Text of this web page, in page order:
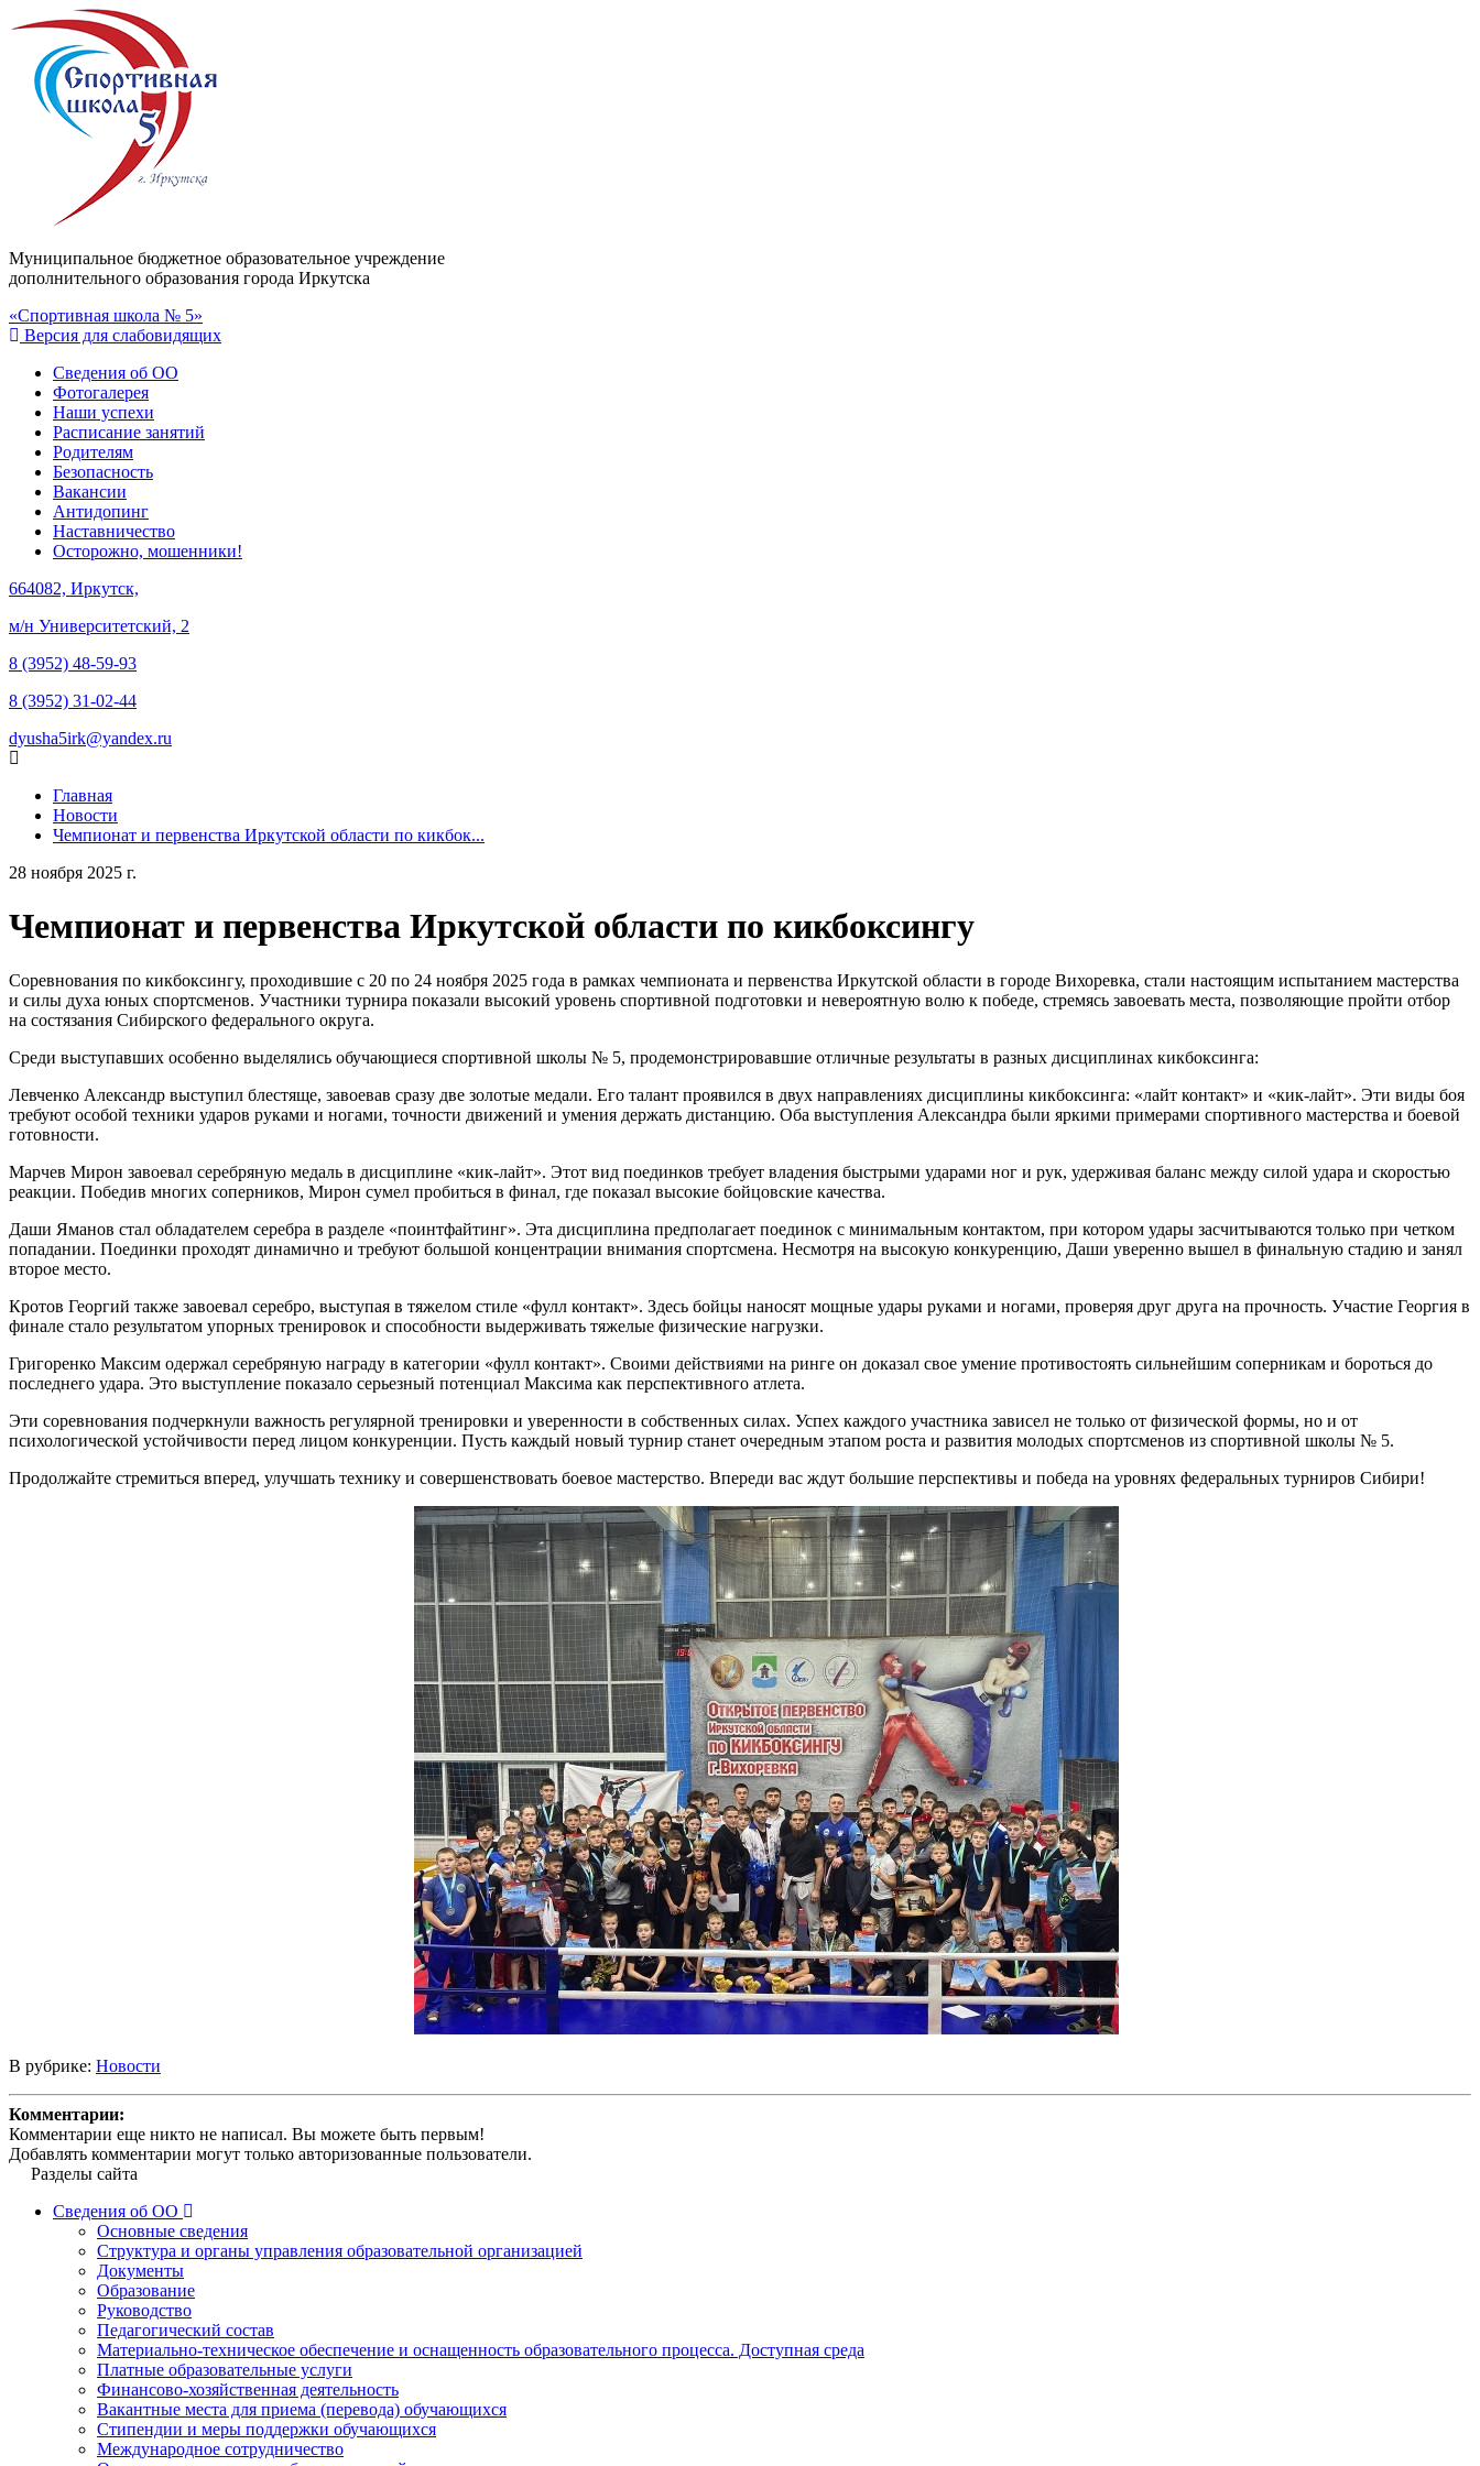
Муниципальное бюджетное образовательное учреждение
дополнительного образования города Иркутска
«Спортивная школа № 5»
Версия для слабовидящих
Сведения об ОО
Фотогалерея
Наши успехи
Расписание занятий
Родителям
Безопасность
Вакансии
Антидопинг
Наставничество
Осторожно, мошенники!
664082, Иркутск,
м/н Университетский, 2
8 (3952) 48-59-93
8 (3952) 31-02-44
dyusha5irk@yandex.ru
Главная
Новости
Чемпионат и первенства Иркутской области по кикбок...
28 ноября 2025 г.
Чемпионат и первенства Иркутской области по кикбоксингу
Соревнования по кикбоксингу, проходившие с 20 по 24 ноября 2025 года в рамках чемпионата и первенства Иркутской области в городе Вихоревка, стали настоящим испытанием мастерства
и силы духа юных спортсменов. Участники турнира показали высокий уровень спортивной подготовки и невероятную волю к победе, стремясь завоевать места, позволяющие пройти отбор
на состязания Сибирского федерального округа.
Среди выступавших особенно выделялись обучающиеся спортивной школы № 5, продемонстрировавшие отличные результаты в разных дисциплинах кикбоксинга:
Левченко Александр выступил блестяще, завоевав сразу две золотые медали. Его талант проявился в двух направлениях дисциплины кикбоксинга: «лайт контакт» и «кик-лайт». Эти виды боя
требуют особой техники ударов руками и ногами, точности движений и умения держать дистанцию. Оба выступления Александра были яркими примерами спортивного мастерства и боевой
готовности.
Марчев Мирон завоевал серебряную медаль в дисциплине «кик-лайт». Этот вид поединков требует владения быстрыми ударами ног и рук, удерживая баланс между силой удара и скоростью
реакции. Победив многих соперников, Мирон сумел пробиться в финал, где показал высокие бойцовские качества.
Даши Яманов стал обладателем серебра в разделе «поинтфайтинг». Эта дисциплина предполагает поединок с минимальным контактом, при котором удары засчитываются только при четком
попадании. Поединки проходят динамично и требуют большой концентрации внимания спортсмена. Несмотря на высокую конкуренцию, Даши уверенно вышел в финальную стадию и занял
второе место.
Кротов Георгий также завоевал серебро, выступая в тяжелом стиле «фулл контакт». Здесь бойцы наносят мощные удары руками и ногами, проверяя друг друга на прочность. Участие Георгия в
финале стало результатом упорных тренировок и способности выдерживать тяжелые физические нагрузки.
Григоренко Максим одержал серебряную награду в категории «фулл контакт». Своими действиями на ринге он доказал свое умение противостоять сильнейшим соперникам и бороться до
последнего удара. Это выступление показало серьезный потенциал Максима как перспективного атлета.
Эти соревнования подчеркнули важность регулярной тренировки и уверенности в собственных силах. Успех каждого участника зависел не только от физической формы, но и от
психологической устойчивости перед лицом конкуренции. Пусть каждый новый турнир станет очередным этапом роста и развития молодых спортсменов из спортивной школы № 5.
Продолжайте стремиться вперед, улучшать технику и совершенствовать боевое мастерство. Впереди вас ждут большие перспективы и победа на уровнях федеральных турниров Сибири!
В рубрике: Новости
Комментарии:
Комментарии еще никто не написал. Вы можете быть первым!
Добавлять комментарии могут только авторизованные пользователи.
Разделы сайта
Сведения об ОО
Основные сведения
Структура и органы управления образовательной организацией
Документы
Образование
Руководство
Педагогический состав
Материально-техническое обеспечение и оснащенность образовательного процесса. Доступная среда
Платные образовательные услуги
Финансово-хозяйственная деятельность
Вакантные места для приема (перевода) обучающихся
Стипендии и меры поддержки обучающихся
Международное сотрудничество